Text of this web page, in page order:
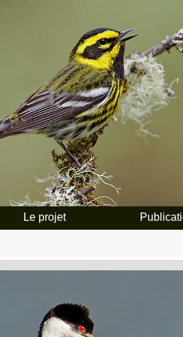
Le projet